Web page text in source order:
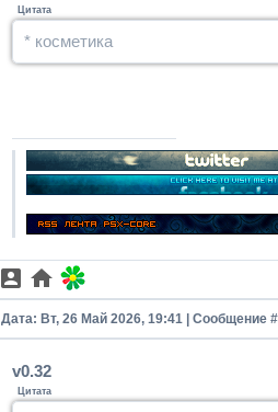
Цитата
* косметика
Дата: Вт, 26 Май 2026, 19:41 | Сообщение #
v0.32
Цитата